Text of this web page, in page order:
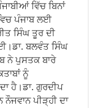
ਵਿੱਚ ਬਿਨਾਂ
ਪੰਜਾਬ ਲਈ
ਸਿੰਘ ਤੂਰ ਦੀ
ਬਲਵੰਤ ਸਿੰਘ
ਨੇ ਪੁਸਤਕ ਬਾਰੇ
ਨੂੰ
ਹੈ।ਡਾ. ਗੁਰਦੀਪ
ਨੌਜਵਾਨ ਪੀੜ੍ਹੀ ਦਾ